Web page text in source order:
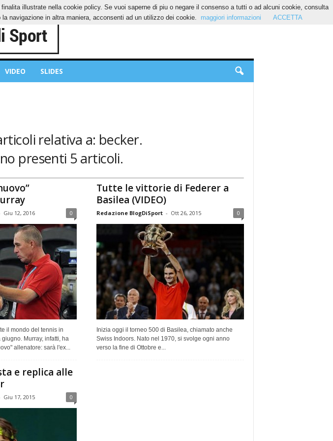
VIDEO SLIDES
relativa a: becker.
presenti 5 articoli.
Giu 12, 2016 0
il mondo del tennis in
Murray, infatti, ha
allenatore: sarà l'ex...
Tutte le vittorie di Federer a
Basilea (VIDEO)
Redazione BlogDiSport - Ott 26, 2015 0
Inizia oggi il torneo 500 di Basilea, chiamato anche
Swiss Indoors. Nato nel 1970, si svolge ogni anno
verso la fine di Ottobre e...
e replica alle
Giu 17, 2015 0
illustrate nella cookie policy. Se vuoi saperne di piu o negare il consenso a tutti o ad alcuni cookie, consulta
navigazione in altra maniera, acconsenti ad un utilizzo dei cookie.
maggiori informazioni ACCETTA